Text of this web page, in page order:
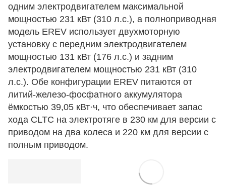
одним электродвигателем максимальной
мощностью 231 кВт (310 л.с.), а полноприводная
модель EREV использует двухмоторную
установку с передним электродвигателем
мощностью 131 кВт (176 л.с.) и задним
электродвигателем мощностью 231 кВт (310
л.с.). Обе конфигурации EREV питаются от
литий-железо-фосфатного аккумулятора
ёмкостью 39,05 кВт⋅ч, что обеспечивает запас
хода CLTC на электротяге в 230 км для версии с
приводом на два колеса и 220 км для версии с
полным приводом.